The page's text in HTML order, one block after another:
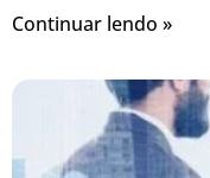
Continuar lendo »